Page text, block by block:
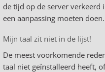
de tijd op de server verkeerd
een aanpassing moeten doen.
Mijn taal zit niet in de lijst!
De meest voorkomende
taal niet geïnstalleerd heeft,